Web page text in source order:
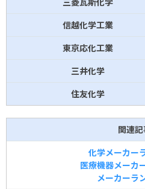
信越化学工業
東京応化工業
三井化学
住友化学
関連
化学メーカー
医療機器メーカ
メーカーラ